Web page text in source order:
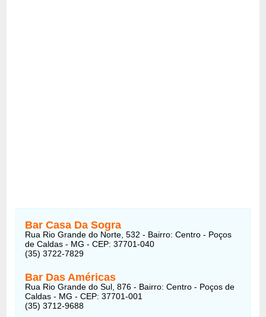
Bar Casa Da Sogra
Rua Rio Grande do Norte, 532 - Bairro: Centro - Poços
de Caldas - MG - CEP: 37701-040
(35) 3722-7829
Bar Das Américas
Rua Rio Grande do Sul, 876 - Bairro: Centro - Poços de
Caldas - MG - CEP: 37701-001
(35) 3712-9688